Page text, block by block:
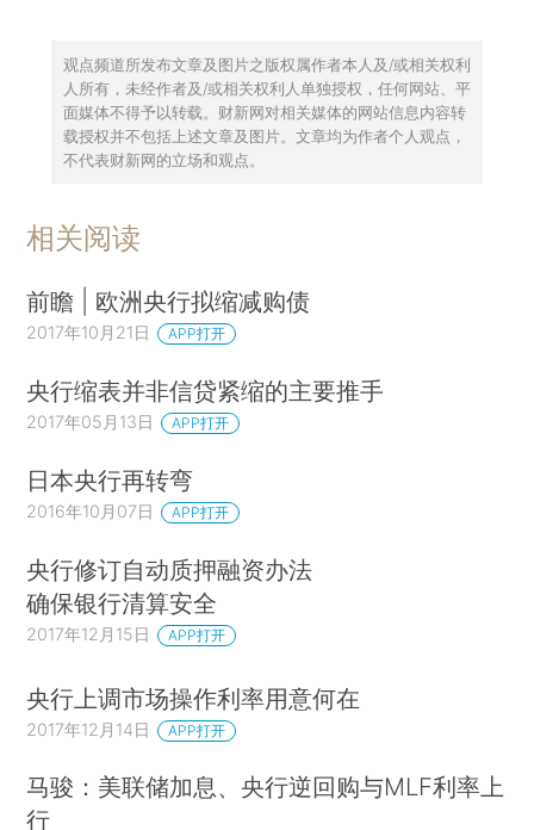
观点频道所发布文章及图片之版权属作者本人及/或相关权利
人所有，未经作者及/或相关权利人单独授权，任何网站、平
面媒体不得予以转载。财新网对相关媒体的网站信息内容转
载授权并不包括上述文章及图片。文章均为作者个人观点，
不代表财新网的立场和观点。
相关阅读
前瞻 | 欧洲央行拟缩减购债
2017年10月21日 APP打开
央行缩表并非信贷紧缩的主要推手
2017年05月13日 APP打开
日本央行再转弯
2016年10月07日 APP打开
央行修订自动质押融资办法
确保银行清算安全
2017年12月15日 APP打开
央行上调市场操作利率用意何在
2017年12月14日 APP打开
马骏：美联储加息、央行逆回购与MLF利率上
行